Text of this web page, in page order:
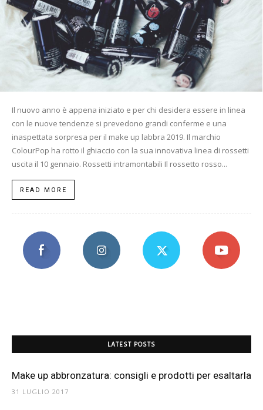
Il nuovo anno è appena iniziato e per chi desidera essere in linea
con le nuove tendenze si prevedono grandi conferme e una
inaspettata sorpresa per il make up labbra 2019. Il marchio
ColourPop ha rotto il ghiaccio con la sua innovativa linea di rossetti
uscita il 10 gennaio. Rossetti intramontabili Il rossetto rosso...
READ MORE
LATEST POSTS
Make up abbronzatura: consigli e prodotti per esaltarla
31 LUGLIO 2017